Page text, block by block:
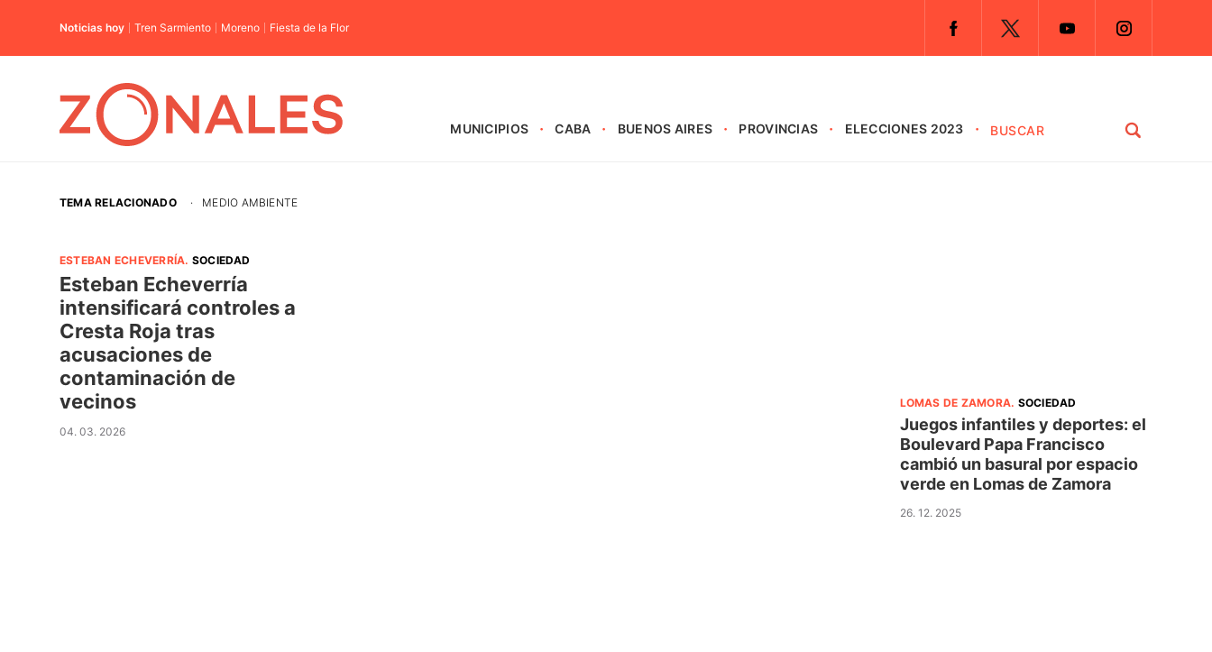
Noticias hoy Tren Sarmiento Moreno Fiesta de la Flor
MUNICIPIOS CABA BUENOS AIRES PROVINCIAS ELECCIONES 2023
TEMA RELACIONADO · MEDIO AMBIENTE
ESTEBAN ECHEVERRÍA. SOCIEDAD
Esteban Echeverría
intensificará controles a
Cresta Roja tras
acusaciones de
contaminación de
vecinos
04. 03. 2026
LOMAS DE ZAMORA. SOCIEDAD
Juegos infantiles y deportes: el
Boulevard Papa Francisco
cambió un basural por espacio
verde en Lomas de Zamora
26. 12. 2025